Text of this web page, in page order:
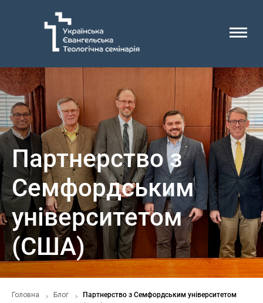
Партнерство з
Семфордським
університетом
(США)
Головна Блог
Партнерство з Семфордським університетом